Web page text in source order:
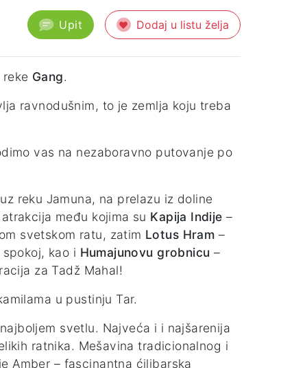
Upit Dodaj u listu želja
Gang.
ravnodušnim, to je zemlja koju treba
vas na nezaboravno putovanje po
reku Jamuna, na prelazu iz doline
među kojima su Kapija Indije–
svetskom ratu, zatim Lotus Hram –
kao i Humajunovu grobnicu –
za Tadž Mahal!
u pustinju Tar.
svetlu. Najveća i i najšarenija
ratnika. Mešavina tradicionalnog i
Amber – fascinantna ćilibarska